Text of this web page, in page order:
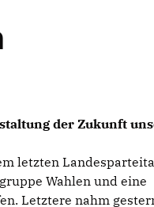
der Zukunft
letzten
Wahlen und eine
Letztere nahm